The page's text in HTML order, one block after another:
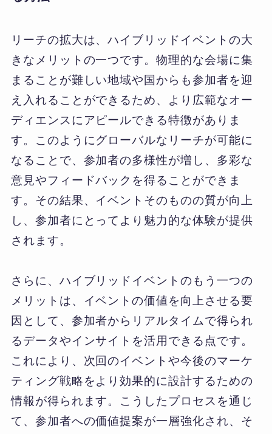
リーチの拡大は、ハイブリッドイベントの大
きなメリットの一つです。物理的な会場に集
まることが難しい地域や国からも参加者を迎
え入れることができるため、より広範なオー
ディエンスにアピールできる特徴がありま
す。このようにグローバルなリーチが可能に
なることで、参加者の多様性が増し、多彩な
意見やフィードバックを得ることができま
す。その結果、イベントそのものの質が向上
し、参加者にとってより魅力的な体験が提供
されます。
さらに、ハイブリッドイベントのもう一つの
メリットは、イベントの価値を向上させる要
因として、参加者からリアルタイムで得られ
るデータやインサイトを活用できる点です。
これにより、次回のイベントや今後のマーケ
ティング戦略をより効果的に設計するための
情報が得られます。こうしたプロセスを通じ
て、参加者への価値提案が一層強化され、そ